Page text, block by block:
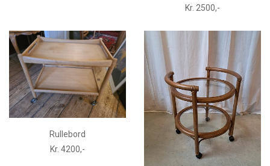
Kr. 2500,-
Rullebord
Kr. 4200,-